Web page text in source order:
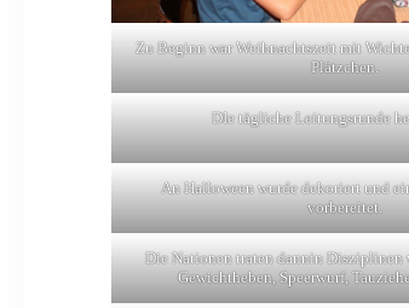
Zu Beginn war Weihnachtszeit mit
Plätzchen.
DIe tägliche Leitungsrunde
An Halloween wurde dekoriert und
vorbereitet.
Die Nationen traten dannin Disziplinen
Gewichtheben, Speerwurf,